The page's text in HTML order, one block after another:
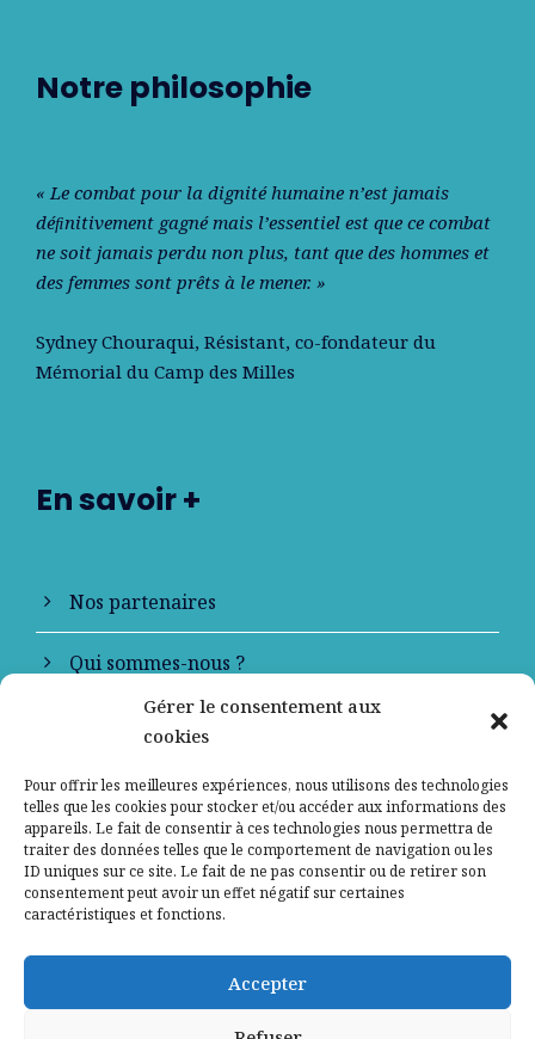
Gérer le consentement aux
cookies
Pour offrir les meilleures expériences, nous utilisons des technologies
telles que les cookies pour stocker et/ou accéder aux informations des
appareils. Le fait de consentir à ces technologies nous permettra de
traiter des données telles que le comportement de navigation ou les
ID uniques sur ce site. Le fait de ne pas consentir ou de retirer son
consentement peut avoir un effet négatif sur certaines
caractéristiques et fonctions.
Accepter
Notre philosophie
« Le combat pour la dignité humaine n’est jamais
déﬁnitivement gagné mais l’essentiel est que ce combat
ne soit jamais perdu non plus, tant que des hommes et
des femmes sont prêts à le mener. »
Sydney Chouraqui, Résistant, co-fondateur du
Mémorial du Camp des Milles
En savoir +
Nos partenaires
Qui sommes-nous ?
Contactez-nous
Mentions légales
Politique de confidentialité